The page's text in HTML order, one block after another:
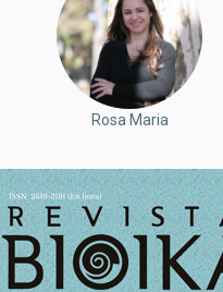
Rosa Maria